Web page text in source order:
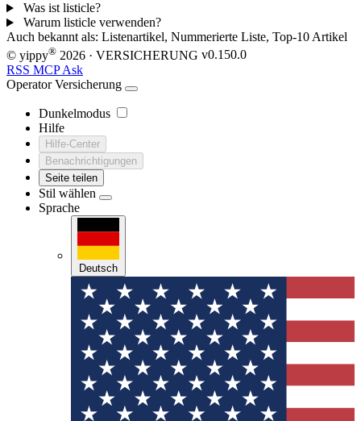
Was ist listicle?
Warum listicle verwenden?
Auch bekannt als: Listenartikel, Nummerierte Liste, Top-10 Artikel
© yippy® 2026 · VERSICHERUNG v0.150.0
RSS MCPAsk
Operator Versicherung
Dunkelmodus
Hilfe
Hilfe-Center
Benachrichtigungen
Seite teilen
Stil wählen
Sprache
Deutsch